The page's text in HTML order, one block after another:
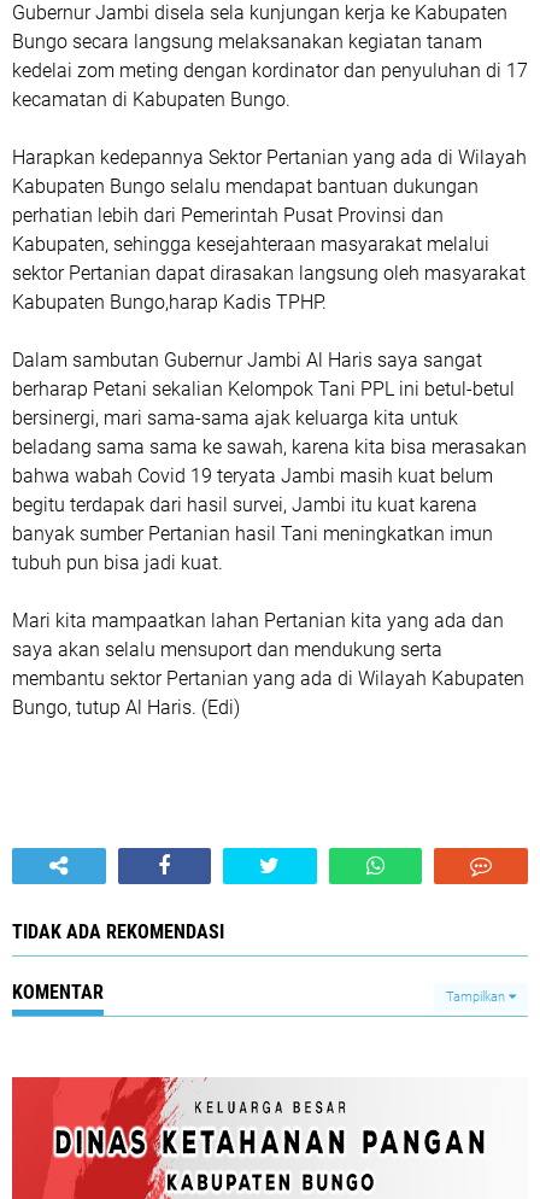
Gubernur Jambi disela sela kunjungan kerja ke Kabupaten
Bungo secara langsung melaksanakan kegiatan tanam
kedelai zom meting dengan kordinator dan penyuluhan di 17
kecamatan di Kabupaten Bungo.
Harapkan kedepannya Sektor Pertanian yang ada di Wilayah
Kabupaten Bungo selalu mendapat bantuan dukungan
perhatian lebih dari Pemerintah Pusat Provinsi dan
Kabupaten, sehingga kesejahteraan masyarakat melalui
sektor Pertanian dapat dirasakan langsung oleh masyarakat
Kabupaten Bungo,harap Kadis TPHP.
Dalam sambutan Gubernur Jambi Al Haris saya sangat
berharap Petani sekalian Kelompok Tani PPL ini betul-betul
bersinergi, mari sama-sama ajak keluarga kita untuk
beladang sama sama ke sawah, karena kita bisa merasakan
bahwa wabah Covid 19 teryata Jambi masih kuat belum
begitu terdapak dari hasil survei, Jambi itu kuat karena
banyak sumber Pertanian hasil Tani meningkatkan imun
tubuh pun bisa jadi kuat.
Mari kita mampaatkan lahan Pertanian kita yang ada dan
saya akan selalu mensuport dan mendukung serta
membantu sektor Pertanian yang ada di Wilayah Kabupaten
Bungo, tutup Al Haris. (Edi)
TIDAK ADA REKOMENDASI
KOMENTAR Tampilkan